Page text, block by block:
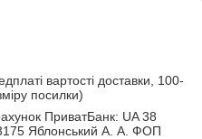
вартості доставки, 100-
посилки)
ПриватБанк: UA 38
Яблонський А. А. ФОП